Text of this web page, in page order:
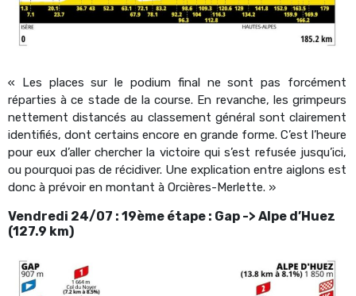
« Les places sur le podium final ne sont pas forcément
réparties à ce stade de la course. En revanche, les grimpeurs
nettement distancés au classement général sont clairement
identifiés, dont certains encore en grande forme. C’est l’heure
pour eux d’aller chercher la victoire qui s’est refusée jusqu’ici,
ou pourquoi pas de récidiver. Une explication entre aiglons est
donc à prévoir en montant à Orcières-Merlette. »
Vendredi 24/07 : 19ème étape : Gap -> Alpe d’Huez
(127.9 km)